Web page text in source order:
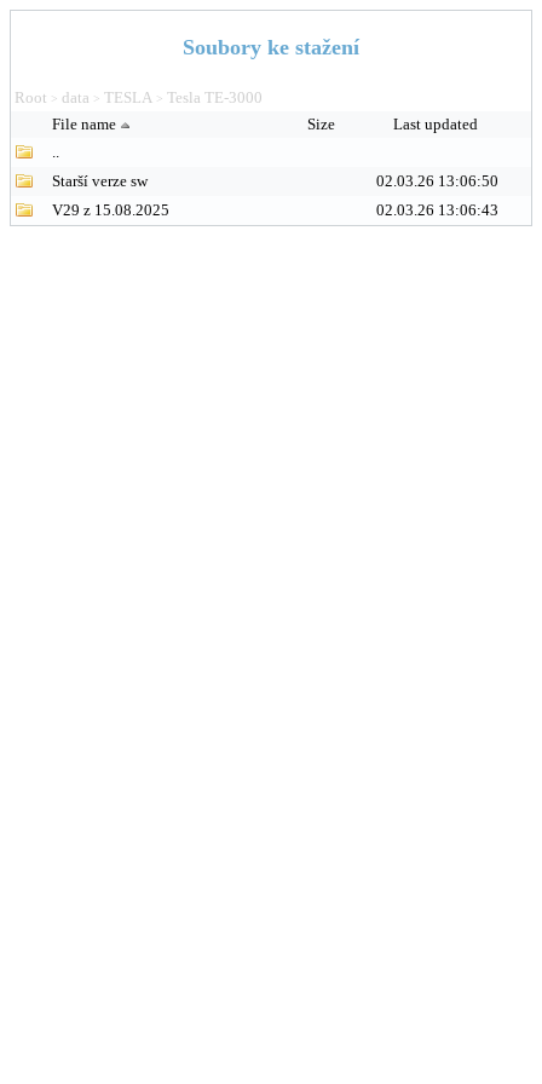
Soubory ke stažení
Root > data > TESLA > Tesla TE-3000
File name
Size
Last updated
..
Starší verze sw
02.03.26 13:06:50
V29 z 15.08.2025
02.03.26 13:06:43